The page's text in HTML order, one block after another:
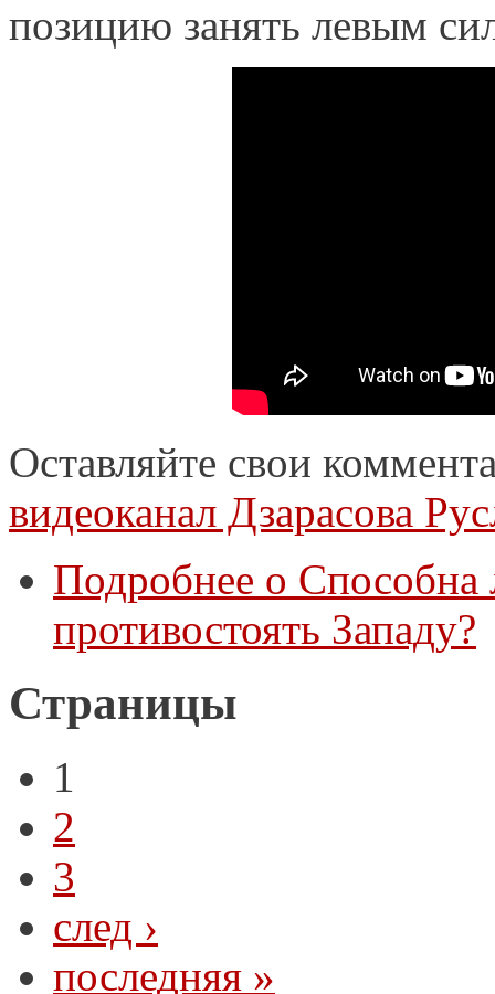
позицию занять левым
Оставляйте свои
видеоканал Дзарасова
Подробнее о Способна
противостоять Западу?
Страницы
1
2
3
след ›
последняя »